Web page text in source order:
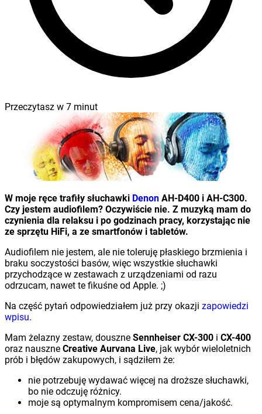
Przeczytasz w 7 minut
W moje ręce trafiły słuchawki Denon AH-D400 i AH-C300.
Czy jestem audiofilem? Oczywiście nie. Z muzyką mam do
czynienia dla relaksu i po godzinach pracy, korzystając nie
ze sprzętu HiFi, a ze smartfonów i tabletów.
Audiofilem nie jestem, ale nie toleruję płaskiego brzmienia i
braku soczystości basów, więc wszystkie słuchawki
przychodzące w zestawach z urządzeniami od razu
odrzucam, nawet te fikuśne od Apple. ;)
Na część pytań odpowiedziałem już przy okazji zapowiedzi
wpisu.
Mam żelazny zestaw, douszne Sennheiser CX-300 i CX-400
oraz nauszne Creative Aurvana Live, jak wybór wieloletnich
prób i błędów zakupowych, i sądziłem że:
nie potrzebuję wydawać więcej na droższe słuchawki,
bo nie odczuję różnicy.
moje są optymalnym kompromisem cena/jakość.